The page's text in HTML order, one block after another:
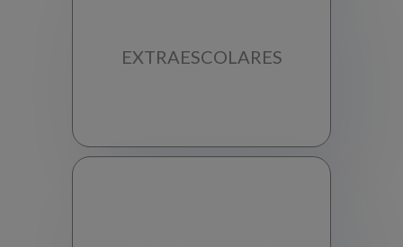
EXTRAESCOLARES